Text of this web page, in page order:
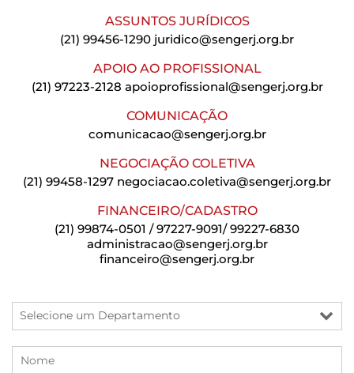
ASSUNTOS JURÍDICOS
(21) 99456-1290 juridico@sengerj.org.br
APOIO AO PROFISSIONAL
(21) 97223-2128 apoioprofissional@sengerj.org.br
COMUNICAÇÃO
comunicacao@sengerj.org.br
NEGOCIAÇÃO COLETIVA
(21) 99458-1297 negociacao.coletiva@sengerj.org.br
FINANCEIRO/CADASTRO
(21) 99874-0501 / 97227-9091/ 99227-6830
administracao@sengerj.org.br
financeiro@sengerj.org.br